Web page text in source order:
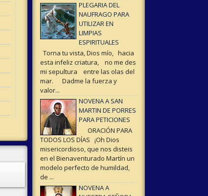
PLEGARIA DEL
NAUFRAGO PARA
UTILIZAR EN
LIMPIAS
ESPIRITUALES
Torna tu vista, Dios mío, hacia
esta infeliz criatura, no me des
mi sepultura entre las olas del
mar. Dadme la fuerza y
valor...
NOVENA A SAN
MARTIN DE PORRES
PARA PETICIONES
ORACIÓN PARA
TODOS LOS DÍAS ¡Oh Dios
misericordioso, que nos disteis
en el Bienaventurado Martín un
modelo perfecto de humildad,
de ...
NOVENA A